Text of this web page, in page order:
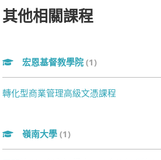
其他相關課程
宏恩基督教學院 (1)
轉化型商業管理高級文憑課程
嶺南大學 (1)